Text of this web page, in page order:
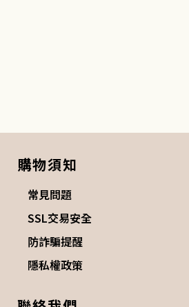
購物須知
常見問題
SSL交易安全
防詐騙提醒
隱私權政策